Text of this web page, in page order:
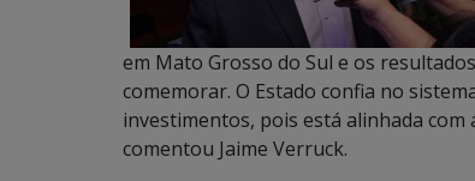
em Mato Grosso do Sul e os
comemorar. O Estado confia no
investimentos, pois está alinhada
comentou Jaime Verruck.